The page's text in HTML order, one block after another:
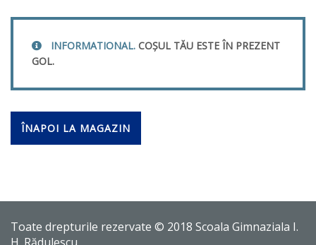
INFORMATIONAL. COȘUL TĂU ESTE ÎN PREZENT
GOL.
ÎNAPOI LA MAGAZIN
Toate drepturile rezervate © 2018 Scoala Gimnaziala I.